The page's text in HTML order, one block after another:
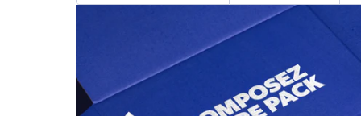
PERSONNALISÉ